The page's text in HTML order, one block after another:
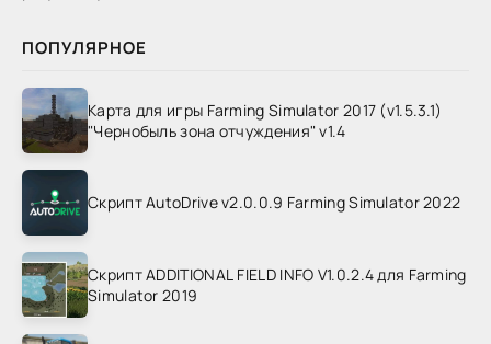
ПОПУЛЯРНОЕ
Карта для игры Farming Simulator 2017 (v1.5.3.1)
"Чернобыль зона отчуждения" v1.4
Скрипт AutoDrive v2.0.0.9 Farming Simulator 2022
Скрипт ADDITIONAL FIELD INFO V1.0.2.4 для Farming
Simulator 2019